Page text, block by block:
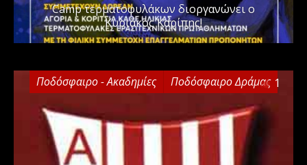
Camp τερματοφυλάκων διοργανώνει ο
Κυριάκος Καρίπης!
Ποδόσφαιρο - Ακαδημίες Ποδόσφαιρο Δράμας 1